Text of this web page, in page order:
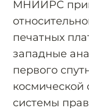
МНИИРС
печатных
западные
первого
космической
системы